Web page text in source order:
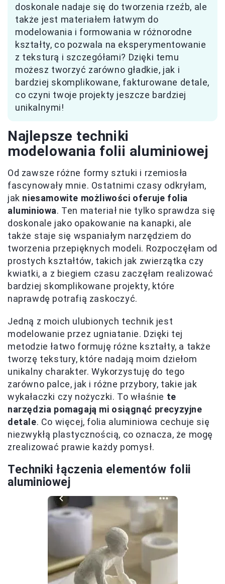
doskonale nadaje się do tworzenia rzeźb, ale
także jest materiałem łatwym do
modelowania i formowania w różnorodne
kształty, co pozwala na eksperymentowanie
z teksturą i szczegółami? Dzięki temu
możesz tworzyć zarówno gładkie, jak i
bardziej skomplikowane, fakturowane detale,
co czyni twoje projekty jeszcze bardziej
unikalnymi!
Najlepsze techniki
modelowania folii aluminiowej
Od zawsze różne formy sztuki i rzemiosła
fascynowały mnie. Ostatnimi czasy odkryłam,
jak niesamowite możliwości oferuje folia
aluminiowa. Ten materiał nie tylko sprawdza się
doskonale jako opakowanie na kanapki, ale
także staje się wspaniałym narzędziem do
tworzenia przepięknych modeli. Rozpoczęłam od
prostych kształtów, takich jak zwierzątka czy
kwiatki, a z biegiem czasu zaczęłam realizować
bardziej skomplikowane projekty, które
naprawdę potrafią zaskoczyć.
Jedną z moich ulubionych technik jest
modelowanie przez ugniatanie. Dzięki tej
metodzie łatwo formuję różne kształty, a także
tworzę tekstury, które nadają moim dziełom
unikalny charakter. Wykorzystuję do tego
zarówno palce, jak i różne przybory, takie jak
wykałaczki czy nożyczki. To właśnie te
narzędzia pomagają mi osiągnąć precyzyjne
detale. Co więcej, folia aluminiowa cechuje się
niezwykłą plastycznością, co oznacza, że mogę
zrealizować prawie każdy pomysł.
Techniki łączenia elementów folii
aluminiowej